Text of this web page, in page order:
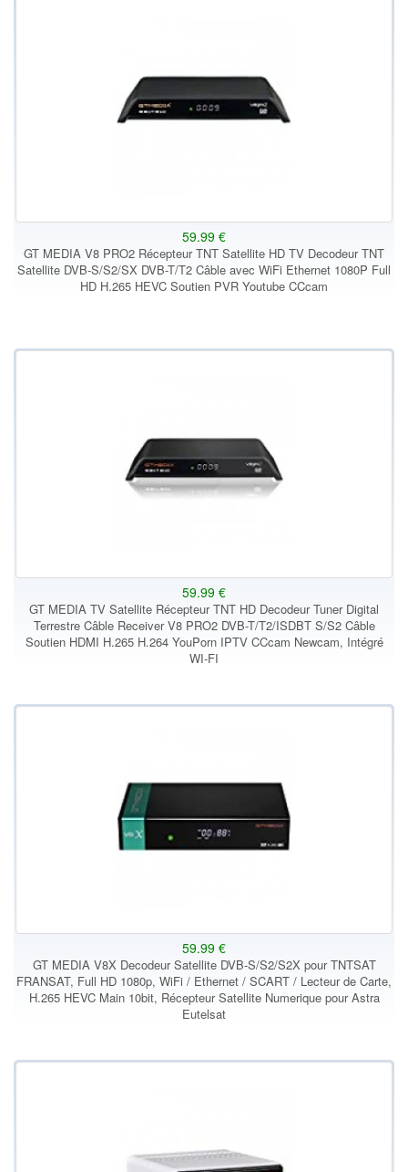
59.99 €
GT MEDIA V8 PRO2 Récepteur TNT Satellite HD TV Decodeur TNT
Satellite DVB-S/S2/SX DVB-T/T2 Câble avec WiFi Ethernet 1080P Full
HD H.265 HEVC Soutien PVR Youtube CCcam
59.99 €
GT MEDIA TV Satellite Récepteur TNT HD Decodeur Tuner Digital
Terrestre Câble Receiver V8 PRO2 DVB-T/T2/ISDBT S/S2 Câble
Soutien HDMI H.265 H.264 YouPorn IPTV CCcam Newcam, Intégré
WI-FI
59.99 €
GT MEDIA V8X Decodeur Satellite DVB-S/S2/S2X pour TNTSAT
FRANSAT, Full HD 1080p, WiFi / Ethernet / SCART / Lecteur de Carte,
H.265 HEVC Main 10bit, Récepteur Satellite Numerique pour Astra
Eutelsat